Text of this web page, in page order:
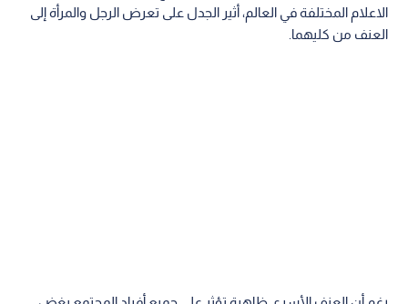
الاعلام المختلفة في العالم، أثير الجدل على تعرض الرجل والمرأة إلى
العنف من كليهما.